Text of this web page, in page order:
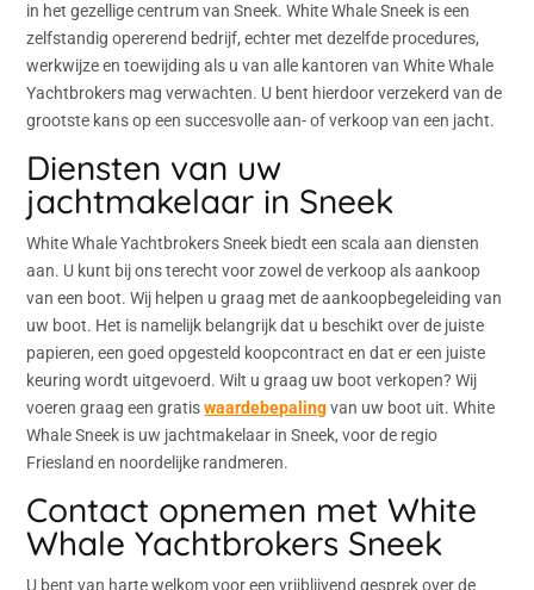
in het gezellige centrum van Sneek. White Whale Sneek is een
zelfstandig opererend bedrijf, echter met dezelfde procedures,
werkwijze en toewijding als u van alle kantoren van White Whale
Yachtbrokers mag verwachten. U bent hierdoor verzekerd van de
grootste kans op een succesvolle aan- of verkoop van een jacht.
Diensten van uw
jachtmakelaar in Sneek
White Whale Yachtbrokers Sneek biedt een scala aan diensten
aan. U kunt bij ons terecht voor zowel de verkoop als aankoop
van een boot. Wij helpen u graag met de aankoopbegeleiding van
uw boot. Het is namelijk belangrijk dat u beschikt over de juiste
papieren, een goed opgesteld koopcontract en dat er een juiste
keuring wordt uitgevoerd. Wilt u graag uw boot verkopen? Wij
voeren graag een gratiswaardebepalingvan uw boot uit. White
Whale Sneek is uw jachtmakelaar in Sneek, voor de regio
Friesland en noordelijke randmeren.
Contact opnemen met White
Whale Yachtbrokers Sneek
U bent van harte welkom voor een vrijblijvend gesprek over de